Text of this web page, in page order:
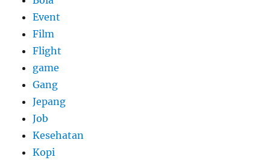
Event
Film
Flight
game
Gang
Jepang
Job
Kesehatan
Kopi